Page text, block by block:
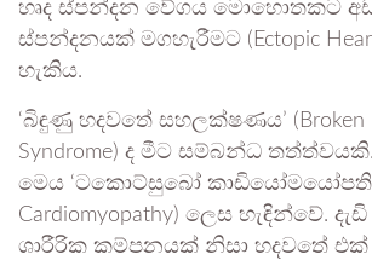
හෘද ස්පන්දන වේගය මොහොතකට
ස්පන්දනයක් මගහැරීමට (Ectopic
හැකිය.
‘බිඳුණු හදවතේ සහලක්ෂණය’ (Broken
Syndrome) ද මීට සම්බන්ධ
මෙය ‘ටකොට්සුබෝ කාඩියෝමයෝපති’
Cardiomyopathy) ලෙස හැඳින්වේ.
ශාරීරික කම්පනයක් නිසා හදවතේ